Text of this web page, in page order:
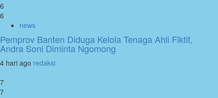
6
6
news
Pemprov Banten Diduga Kelola Tenaga Ahli Fiktif,
Andra Soni Diminta Ngomong
4 hari ago redaksi
7
7